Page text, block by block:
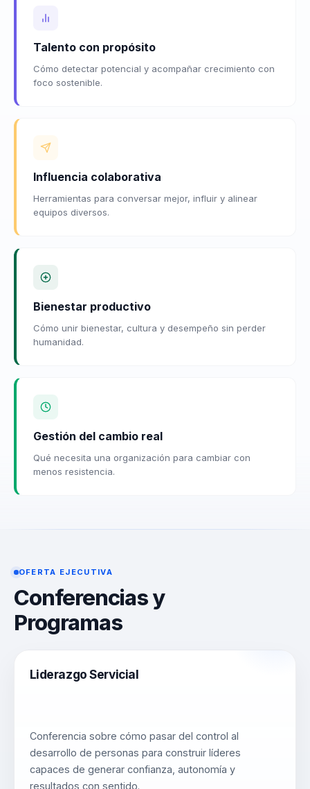
Talento con propósito
Cómo detectar potencial y acompañar crecimiento con
foco sostenible.
Influencia colaborativa
Herramientas para conversar mejor, influir y alinear
equipos diversos.
Bienestar productivo
Cómo unir bienestar, cultura y desempeño sin perder
humanidad.
Gestión del cambio real
Qué necesita una organización para cambiar con
menos resistencia.
OFERTA EJECUTIVA
Conferencias y
Programas
Liderazgo Servicial
Conferencia sobre cómo pasar del control al
desarrollo de personas para construir líderes
capaces de generar confianza, autonomía y
resultados con sentido.